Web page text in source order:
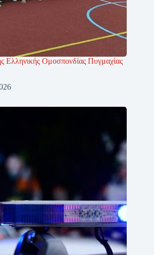
Ελληνικής Ομοσπονδίας Πυγμαχίας